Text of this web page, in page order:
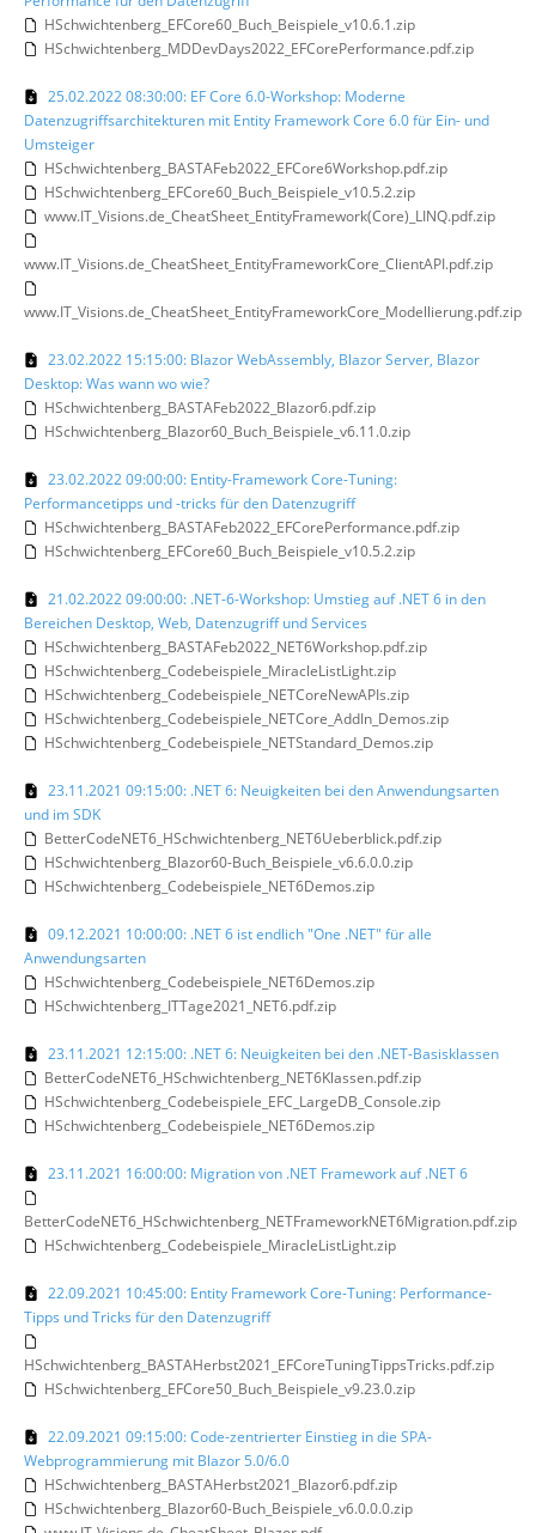
HSchwichtenberg_EFCore60_Buch_Beispiele_v10.6.1.zip
HSchwichtenberg_MDDevDays2022_EFCorePerformance.pdf.zip
25.02.2022 08:30:00: EF Core 6.0-Workshop: Moderne
Datenzugriffsarchitekturen mit Entity Framework Core 6.0 für Ein- und
Umsteiger
HSchwichtenberg_BASTAFeb2022_EFCore6Workshop.pdf.zip
HSchwichtenberg_EFCore60_Buch_Beispiele_v10.5.2.zip
www.IT_Visions.de_CheatSheet_EntityFramework(Core)_LINQ.pdf.zip
www.IT_Visions.de_CheatSheet_EntityFrameworkCore_ClientAPI.pdf.zip
www.IT_Visions.de_CheatSheet_EntityFrameworkCore_Modellierung.pdf.zip
23.02.2022 15:15:00: Blazor WebAssembly, Blazor Server, Blazor
Desktop: Was wann wo wie?
HSchwichtenberg_BASTAFeb2022_Blazor6.pdf.zip
HSchwichtenberg_Blazor60_Buch_Beispiele_v6.11.0.zip
23.02.2022 09:00:00: Entity-Framework Core-Tuning:
Performancetipps und -tricks für den Datenzugriff
HSchwichtenberg_BASTAFeb2022_EFCorePerformance.pdf.zip
HSchwichtenberg_EFCore60_Buch_Beispiele_v10.5.2.zip
21.02.2022 09:00:00: .NET-6-Workshop: Umstieg auf .NET 6 in den
Bereichen Desktop, Web, Datenzugriff und Services
HSchwichtenberg_BASTAFeb2022_NET6Workshop.pdf.zip
HSchwichtenberg_Codebeispiele_MiracleListLight.zip
HSchwichtenberg_Codebeispiele_NETCoreNewAPIs.zip
HSchwichtenberg_Codebeispiele_NETCore_AddIn_Demos.zip
HSchwichtenberg_Codebeispiele_NETStandard_Demos.zip
23.11.2021 09:15:00: .NET 6: Neuigkeiten bei den Anwendungsarten
und im SDK
BetterCodeNET6_HSchwichtenberg_NET6Ueberblick.pdf.zip
HSchwichtenberg_Blazor60-Buch_Beispiele_v6.6.0.0.zip
HSchwichtenberg_Codebeispiele_NET6Demos.zip
09.12.2021 10:00:00: .NET 6 ist endlich "One .NET" für alle
Anwendungsarten
HSchwichtenberg_Codebeispiele_NET6Demos.zip
HSchwichtenberg_ITTage2021_NET6.pdf.zip
23.11.2021 12:15:00: .NET 6: Neuigkeiten bei den .NET-Basisklassen
BetterCodeNET6_HSchwichtenberg_NET6Klassen.pdf.zip
HSchwichtenberg_Codebeispiele_EFC_LargeDB_Console.zip
HSchwichtenberg_Codebeispiele_NET6Demos.zip
23.11.2021 16:00:00: Migration von .NET Framework auf .NET 6
BetterCodeNET6_HSchwichtenberg_NETFrameworkNET6Migration.pdf.zip
HSchwichtenberg_Codebeispiele_MiracleListLight.zip
22.09.2021 10:45:00: Entity Framework Core-Tuning: Performance-
Tipps und Tricks für den Datenzugriff
HSchwichtenberg_BASTAHerbst2021_EFCoreTuningTippsTricks.pdf.zip
HSchwichtenberg_EFCore50_Buch_Beispiele_v9.23.0.zip
22.09.2021 09:15:00: Code-zentrierter Einstieg in die SPA-
Webprogrammierung mit Blazor 5.0/6.0
HSchwichtenberg_BASTAHerbst2021_Blazor6.pdf.zip
HSchwichtenberg_Blazor60-Buch_Beispiele_v6.0.0.0.zip